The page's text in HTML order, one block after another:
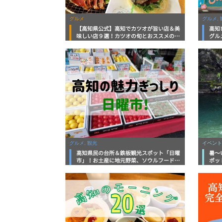
グルメ
【高知県公式】高知でカツオが旨い店＆美
味しい店９選！カツオの旬とおススメのお
グルメ,
高知
グル
グルメ, 観光
高知県民の台所＆鉄板観光スポット「日曜
市」！お土産に地元野菜、ソウルフードま
底解説！
イベン
暑～
ポッ